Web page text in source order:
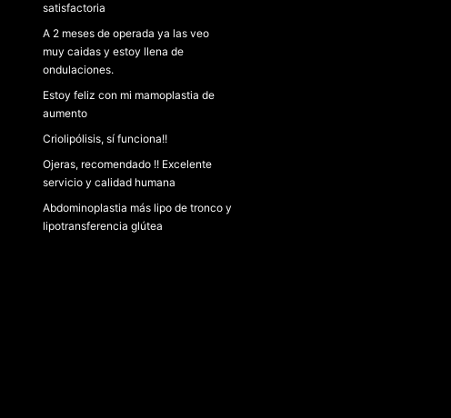
satisfactoria
A 2 meses de operada ya las veo
muy caidas y estoy llena de
ondulaciones.
Estoy feliz con mi mamoplastia de
aumento
Criolipólisis, sí funciona!!
Ojeras, recomendado !! Excelente
servicio y calidad humana
Abdominoplastia más lipo de tronco y
lipotransferencia glútea